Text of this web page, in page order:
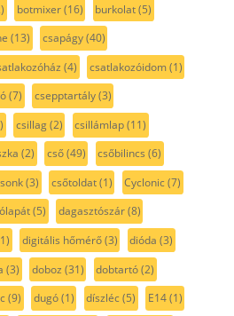
botmixer(16) burkolat(5)
(13) csapágy(40)
(4) csatlakozóidom(1)
(7) csepptartály(3)
csillag(2) csillámlap(11)
(2) cső(49) csőbilincs (6)
(3) csőtoldat(1) Cyclonic(7)
(5) dagasztószár(8)
digitális hőmérő(3) dióda (3)
(3) doboz (31) dobtartó(2)
(9) dugó(1) díszléc(5) E14(1)